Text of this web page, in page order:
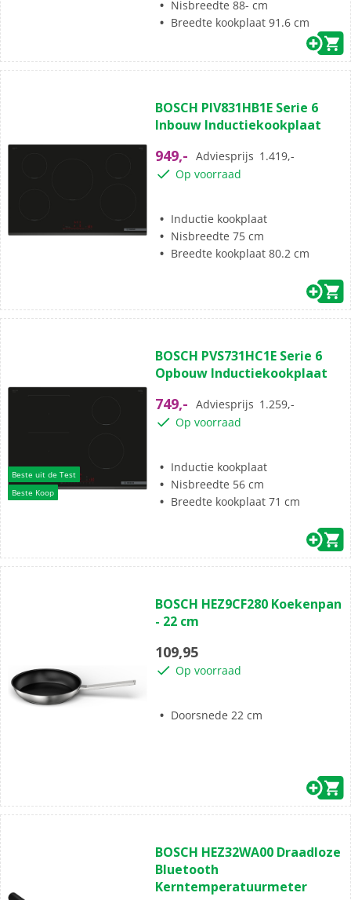
Nisbreedte 88- cm
Breedte kookplaat 91.6 cm
van
de
sterren.
20
BOSCH PIV831HB1E Serie 6
Inbouw Inductiekookplaat
949,- Adviesprijs 1.419,-
Op voorraad
Inductie kookplaat
Nisbreedte 75 cm
Breedte kookplaat 80.2 cm
Beste uit de Test
Beste Koop
van
de
sterren.
36
BOSCH PVS731HC1E Serie 6
Opbouw Inductiekookplaat
749,- Adviesprijs 1.259,-
Op voorraad
Inductie kookplaat
Nisbreedte 56 cm
Breedte kookplaat 71 cm
van
de
sterren.
BOSCH HEZ9CF280 Koekenpan
- 22 cm
109,95
Op voorraad
Doorsnede 22 cm
van
de
5
BOSCH HEZ32WA00 Draadloze
Bluetooth
Kerntemperatuurmeter